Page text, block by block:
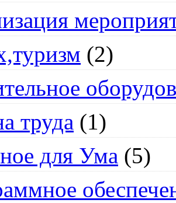
(2)
труда (1)
для Ума (5)